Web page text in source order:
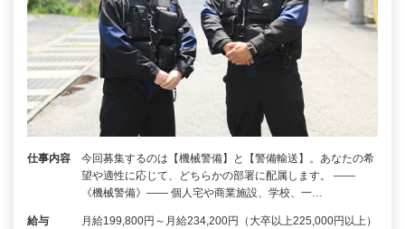
仕事内容
今回募集するのは【機械警備】と【警備輸送】。あなたの希
望や適性に応じて、どちらかの部署に配属します。 ――
《機械警備》―― 個人宅や商業施設、学校、一…
給与
月給199,800円～月給234,200円（大卒以上225,000円以上）